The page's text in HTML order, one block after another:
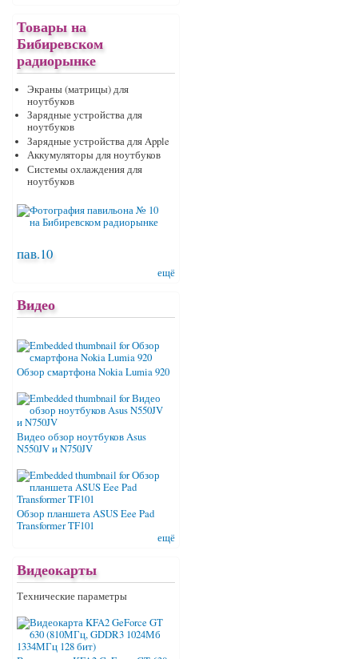
Товары на
Бибиревском
радиорынке
Экраны (матрицы) для
ноутбуков
Зарядные устройства для
ноутбуков
Зарядные устройства для Apple
Аккумуляторы для ноутбуков
Системы охлаждения для
ноутбуков
пав.10
ещё
Видео
Обзор смартфона Nokia Lumia 920
Видео обзор ноутбуков Asus
N550JV и N750JV
Обзор планшета ASUS Eee Pad
Transformer TF101
ещё
Видеокарты
Технические параметры